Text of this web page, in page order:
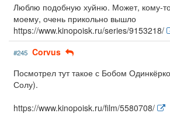
Люблю подобную хуйню. Может, кому-
моему, очень прикольно вышло
https://www.kinopoisk.ru/series/9153218/
#245 Corvus
Посмотрел тут такое с Бобом
Солу).
https://www.kinopoisk.ru/film/5580708/